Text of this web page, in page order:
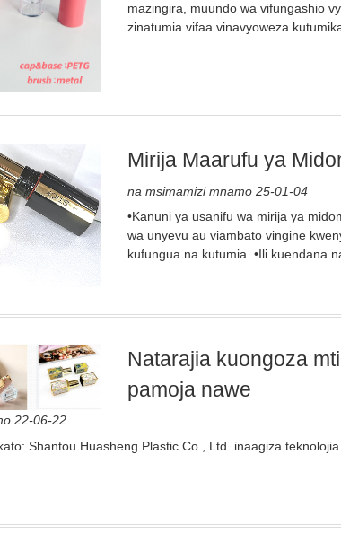
mazingira, muundo wa vifungashio
zinatumia vifaa vinavyoweza
Mirija Maarufu ya
na msimamizi mnamo 25-01-04
•Kanuni ya usanifu wa mirija ya
wa unyevu au viambato vingine
kufungua na kutumia. •Ili kuendana
Natarajia kuongoza
pamoja nawe
22-06-22
Shantou Huasheng Plastic Co., Ltd. inaagiza